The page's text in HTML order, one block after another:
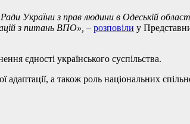
України з прав людини в Одеській
з питань ВПО», – розповіли у
єдності українського суспільства.
а також роль національних